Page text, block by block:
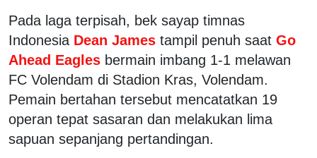
Pada laga terpisah, bek sayap timnas
Indonesia Dean James tampil penuh saat Go
Ahead Eagles bermain imbang 1-1 melawan
FC Volendam di Stadion Kras, Volendam.
Pemain bertahan tersebut mencatatkan 19
operan tepat sasaran dan melakukan lima
sapuan sepanjang pertandingan.